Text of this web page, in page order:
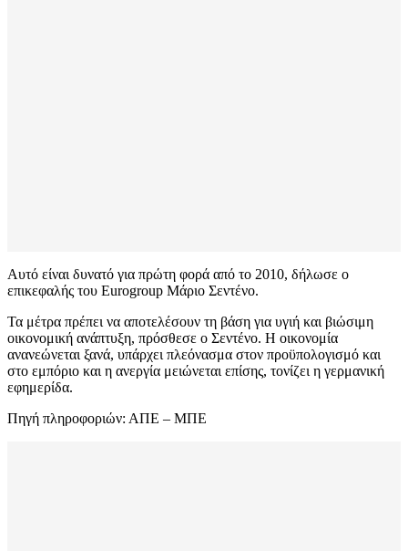
Αυτό είναι δυνατό για πρώτη φορά από το 2010, δήλωσε ο
επικεφαλής του Eurogroup Μάριο Σεντένο.
Τα μέτρα πρέπει να αποτελέσουν τη βάση για υγιή και βιώσιμη
οικονομική ανάπτυξη, πρόσθεσε ο Σεντένο. Η οικονομία
ανανεώνεται ξανά, υπάρχει πλεόνασμα στον προϋπολογισμό και
στο εμπόριο και η ανεργία μειώνεται επίσης, τονίζει η γερμανική
εφημερίδα.
Πηγή πληροφοριών: ΑΠΕ – ΜΠΕ